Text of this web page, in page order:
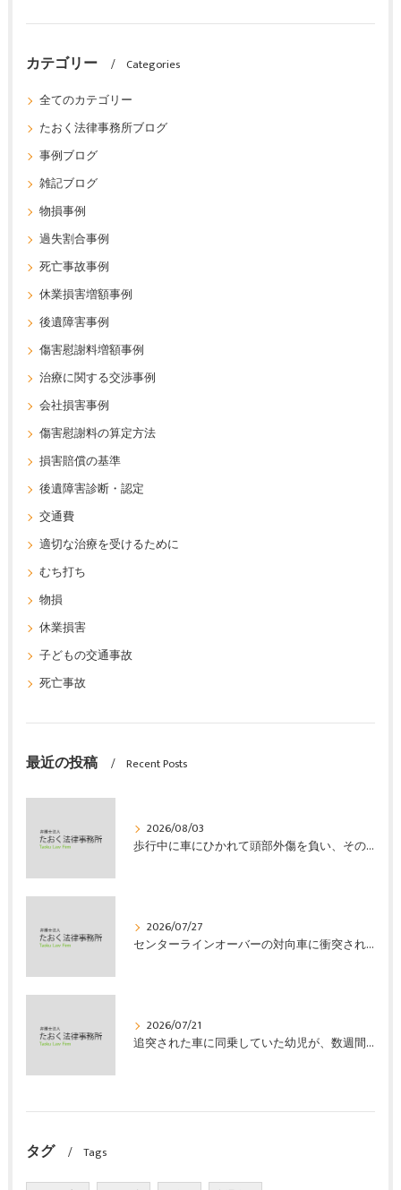
カテゴリー
Categories
全てのカテゴリー
たおく法律事務所ブログ
事例ブログ
雑記ブログ
物損事例
過失割合事例
死亡事故事例
休業損害増額事例
後遺障害事例
傷害慰謝料増額事例
治療に関する交渉事例
会社損害事例
傷害慰謝料の算定方法
損害賠償の基準
後遺障害診断・認定
交通費
適切な治療を受けるために
むち打ち
物損
休業損害
子どもの交通事故
死亡事故
最近の投稿 Recent Posts
2026/08/03
歩行中に車にひかれて頭部外傷を負い、その４か月後に亡くなり、死亡部分も含めて裁判所の基準で損害賠償金を獲得した事案｜たおく法律事務所
2026/07/27
センターラインオーバーの対向車に衝突され、むち打ちを発症し、裁判所の基準で慰謝料などの損害賠償金を獲得した事案｜たおく法律事務所
2026/07/21
追突された車に同乗していた幼児が、数週間の経過観察の後、裁判所の基準で人損の賠償金を獲得した事案｜たおく法律事務所
タグ Tags